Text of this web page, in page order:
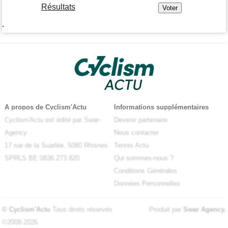
Résultats
-
A propos de Cyclism'Actu
Cyclism'Actu est édité par Swar-
Agency
17 rue de la Suarlée, 5080 Rhisnes
SPRLS BE 0836.273.820
Informations supplémentaires
Devenir partenaire
Nous contacter
Tennis Actu
Qui sommes-nous ?
Conditions Générales
Données Personnelles
© Cyclism'Actu Tous droits réservés
©2008-2026
Produit par Swar Agency.